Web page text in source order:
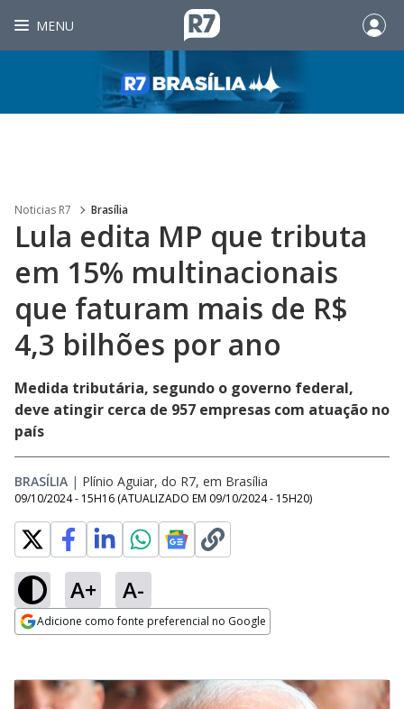
MENU
Noticias R7 Brasília
Lula edita MP que tributa
em 15% multinacionais
que faturam mais de R$
4,3 bilhões por ano
Medida tributária, segundo o governo federal,
deve atingir cerca de 957 empresas com atuação no
país
BRASÍLIA | Plínio Aguiar, do R7, em Brasília
09/10/2024 - 15H16 (ATUALIZADO EM 09/10/2024 - 15H20)
A+ A-
Adicione como fonte preferencial no Google